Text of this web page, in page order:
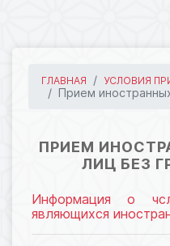
ГЛАВНАЯ УСЛОВИЯ
Прием
ПРИЕМ
ЛИЦ БЕЗ
Информация о
являющихся